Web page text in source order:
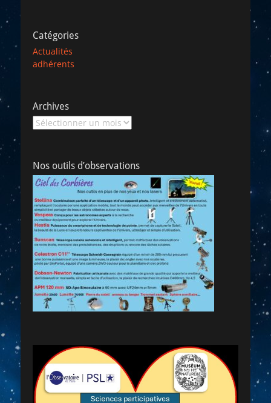
Catégories
Actualités
adhérents
Archives
Archives
Nos outils d’observations